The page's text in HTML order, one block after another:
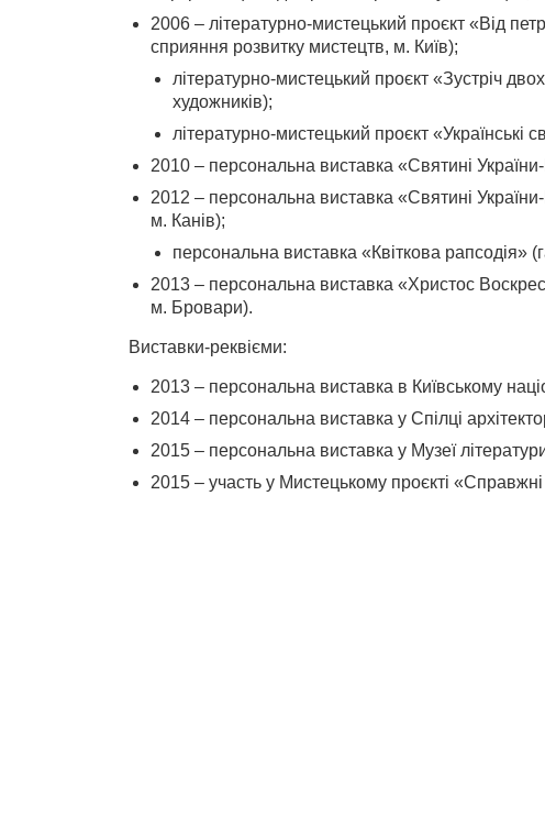
2006 – літературно-мистецький проєкт «Від
сприяння розвитку мистецтв, м. Київ);
літературно-мистецький проєкт «Зустріч
художників);
літературно-мистецький проєкт «Українські
2010 – персональна виставка «Святині
2012 – персональна виставка «Святині
м. Канів);
персональна виставка «Квіткова рапсодія»
2013 – персональна виставка «Христос
м. Бровари).
Виставки-реквієми:
2013 – персональна виставка в Київському
2014 – персональна виставка у Спілці
2015 – персональна виставка у Музеї
2015 – участь у Мистецькому проєкті «Справжні